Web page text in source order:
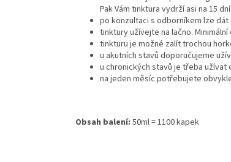
Pak Vám tinktura vydrží asi na 15 dní.
po konzultaci s odborníkem lze
tinktury užívejte na lačno.
tinkturu je možné zalít trochou
u akutních stavů doporučujeme
u chronických stavů je třeba užívat
na jeden měsíc potřebujete
Obsah balení: 50ml = 1100 kapek